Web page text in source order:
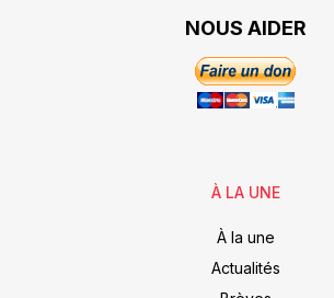
NOUS AIDER
À LA UNE
À la une
Actualités